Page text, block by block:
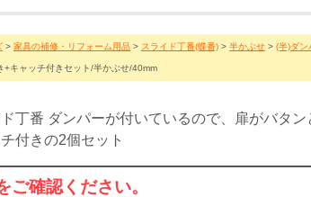
> 家具の補修・リフォーム用品 > スライド丁番(蝶番) > 半かぶせ > (半)ダン
+キャッチ付きセット/半かぶせ/40mm
丁番 ダンパーが付いているので、扉がバタ
付きの2個セット
ご確認ください。